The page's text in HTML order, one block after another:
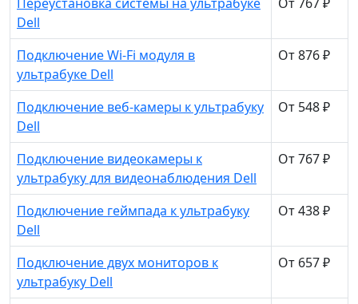
Dell
Подключение Wi-Fi модуля в
ультрабуке Dell
От 876 ₽
Подключение веб-камеры к ультрабуку
Dell
От 548 ₽
Подключение видеокамеры к
ультрабуку для видеонаблюдения Dell
От 767 ₽
Подключение геймпада к ультрабуку
Dell
От 438 ₽
Подключение двух мониторов к
ультрабуку Dell
От 657 ₽